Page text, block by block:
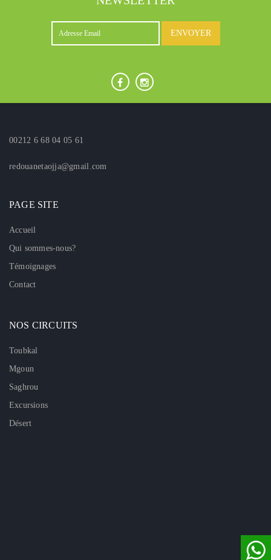
ENVOYER
00212 6 68 04 05 61
redouanetaojja@gmail.com
PAGE SITE
Accueil
Qui sommes-nous?
Témoignages
Contact
NOS CIRCUITS
Toubkal
Mgoun
Saghrou
Excursions
Désert